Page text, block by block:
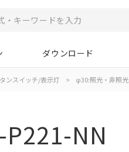
ダウンロード
ンスイッチ/表示灯 > φ30:照光・非照光
NN